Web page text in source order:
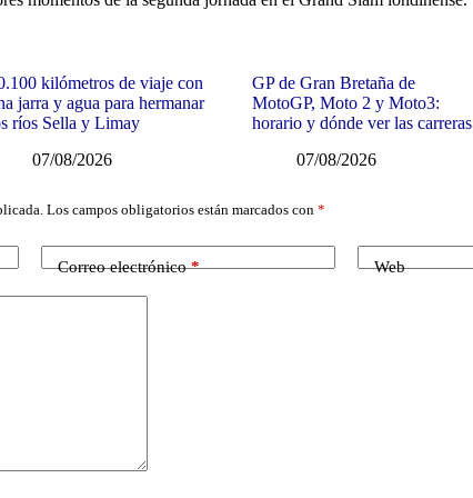
kilómetros de viaje con
jarra y agua para hermanar
ríos Sella y Limay
07/08/2026
GP de Gran Bretaña de
MotoGP, Moto 2 y Moto3:
horario y dónde ver las carreras
07/08/2026
Los campos obligatorios están marcados con *
Correo electrónico* Web